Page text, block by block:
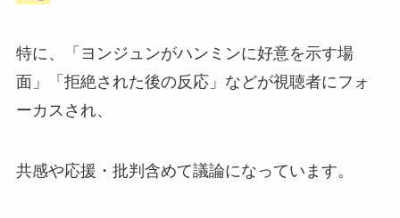
特に、「ヨンジュンがハンミンに好意を示す場
面」「拒絶された後の反応」などが視聴者にフォ
ーカスされ、
共感や応援・批判含めて議論になっています。